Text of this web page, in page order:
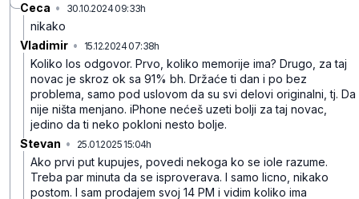
Ceca • 30.10.2024 09:33h
nikako
Vladimir • 15.12.2024 07:38h
Koliko los odgovor. Prvo, koliko memorije ima? Drugo, za taj
novac je skroz ok sa 91% bh. Držaće ti dan i po bez
problema, samo pod uslovom da su svi delovi originalni, tj. Da
nije ništa menjano. iPhone nećeš uzeti bolji za taj novac,
jedino da ti neko pokloni nesto bolje.
Stevan • 25.01.2025 15:04h
Ako prvi put kupujes, povedi nekoga ko se iole razume.
Treba par minuta da se isproverava. I samo licno, nikako
postom. I sam prodajem svoj 14 PM i vidim koliko ima